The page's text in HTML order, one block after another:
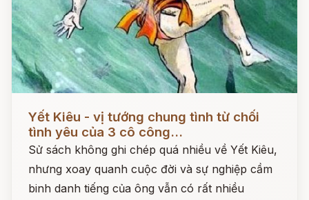
Đọc ngay
Yết Kiêu - vị tướng chung tình từ chối
tình yêu của 3 cô công...
Sử sách không ghi chép quá nhiều về Yết Kiêu,
nhưng xoay quanh cuộc đời và sự nghiệp cầm
binh danh tiếng của ông vẫn có rất nhiều